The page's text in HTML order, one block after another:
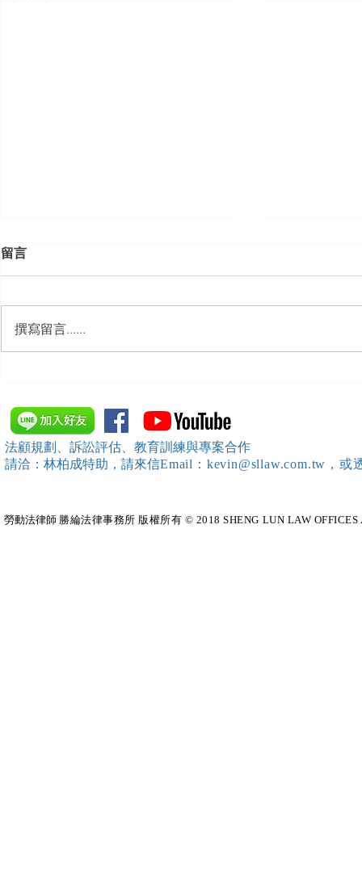
訓練）課程，邀請本所所長 邱
靖棠律師 擔任講師
留言
撰寫留言......
法顧規劃、訴訟評估、教育訓練與專案合作
請洽：林柏成特助 ，請來信Email：kevin@sllaw.com.tw，
勞動法律師​ 勝綸法律事務所 版權所有 © 2018 SHENG LUN LAW